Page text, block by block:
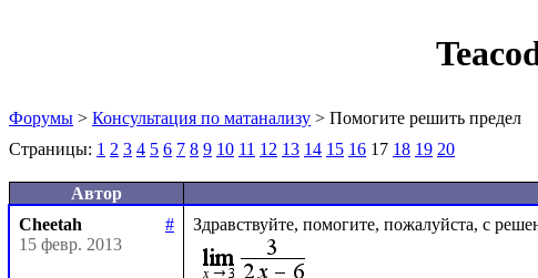
Форумы > Консультация по матанализу > Помогите решить предел
Страницы: 1 2 3 4 5 6 7 8 9 10 11 12 13 14 15 16 17 18 19 20
Автор
Cheetah
#
15 февр. 2013